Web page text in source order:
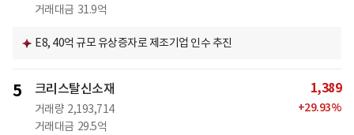
거래대금 31.9억
E8, 40억 규모 유상증자로 제조기업 인수 추진
5 크리스탈신소재
거래량 2,193,714
거래대금 29.5억
1,389
+29.93%